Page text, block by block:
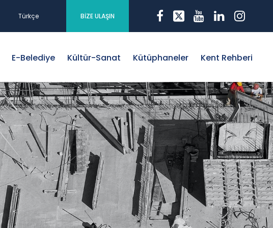
Türkçe BİZE ULAŞIN
E-Belediye Kültür-Sanat Kütüphaneler Kent Rehberi